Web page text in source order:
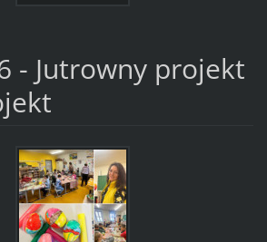
- Jutrowny projekt